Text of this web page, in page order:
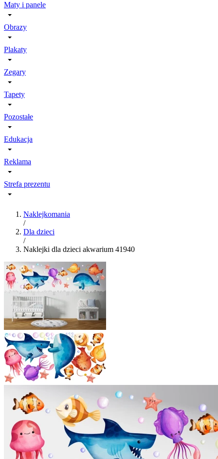
Maty i panele
Obrazy
Plakaty
Zegary
Tapety
Pozostałe
Edukacja
Reklama
Strefa prezentu
Naklejkomania
/
Dla dzieci
/
Naklejki dla dzieci akwarium 41940